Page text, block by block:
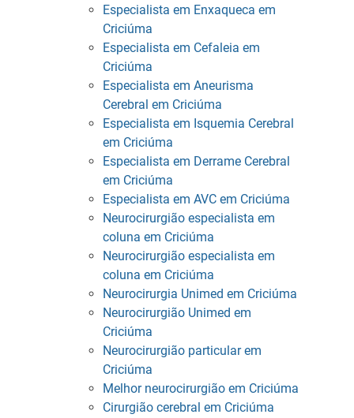
Especialista em Enxaqueca em
Criciúma
Especialista em Cefaleia em
Criciúma
Especialista em Aneurisma
Cerebral em Criciúma
Especialista em Isquemia Cerebral
em Criciúma
Especialista em Derrame Cerebral
em Criciúma
Especialista em AVC em Criciúma
Neurocirurgião especialista em
coluna em Criciúma
Neurocirurgião especialista em
coluna em Criciúma
Neurocirurgia Unimed em Criciúma
Neurocirurgião Unimed em
Criciúma
Neurocirurgião particular em
Criciúma
Melhor neurocirurgião em Criciúma
Cirurgião cerebral em Criciúma